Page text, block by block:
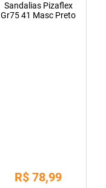
Sandalias Pizaflex
Gr75 41 Masc Preto
R$ 78,99